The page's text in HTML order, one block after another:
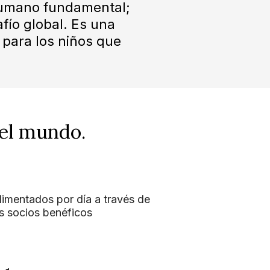
fundamental;
global. Es una
los niños que
mundo.
por día a través de
socios benéficos